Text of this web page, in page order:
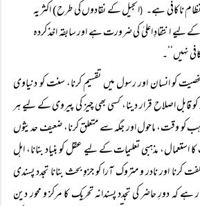
ناکافی ہے۔ (انجیل کے نقادوں کی طرح) اکثر یہ
لیے انتقادِ اعلیٰ کی ضرورت ہے اور سابقہ اخذ کردہ
نہیں‘‘۔
کو انسان اور رسول میں تقسیم کرنا، سنت کو دنیاوی
قابل اصلاح قرار دینا، کسی بھی چیز کی پیروی کے لیے ہر
کو وقت، ماحول اور جگہ سے متعلق کرنا، ضعیف حدیثوں
مذہبی تعلیمات کے لیے عقل کو بنیاد بنانا، اہل
کرنا اور نادر و متروک آرا کو جزوِ بحث بنانا تجدد پسندی
کہ دورِ حاضر کی تجدد پسندانہ تحریک کا مرکز و محور دین